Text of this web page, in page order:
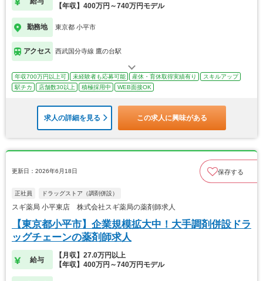
【年収】400万円～740万円モデル
勤務地 東京都 小平市
アクセス 西武国分寺線 鷹の台駅
年収700万円以上可 未経験者も応募可能 産休・育休取得実績有り
スキルアップ
駅チカ
店舗数30以上 積極採用中 WEB面接OK
求人の詳細を見る この求人に興味がある
更新日：2026年6月18日 保存する
正社員 ドラッグストア（調剤併設）
スギ薬局 小平東店 株式会社スギ薬局の薬剤師求人
【東京都小平市】企業規模拡大中！大手調剤併設ドラ
ッグチェーンの薬剤師求人
給与
【月収】27.0万円以上
【年収】400万円～740万円モデル